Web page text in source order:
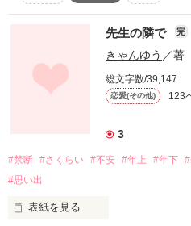
ステータス 全て 完
コンテスト
それは学校の先生でした･･･
ずって見ていた先生の後ろ姿
後ろ姿を見るたびに思ってた
抱きしめたいって･･･
pv数17892人突破
先生の隣で 完
きゃんゆう ／著
総文字数/39,147
恋愛(その他) 123
3
#禁断 #さくらい #不安 #年上 #年下
#思い出
表紙を見る